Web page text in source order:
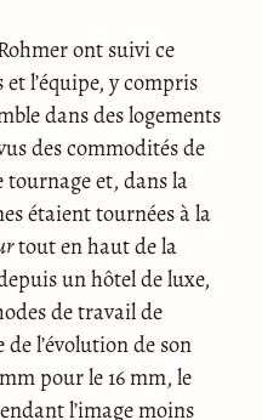
ont suivi ce
l’équipe, y compris
dans des logements
des commodités de
et, dans la
étaient tournées à la
tout en haut de la
un hôtel de luxe,
de travail de
l’évolution de son
pour le 16 mm, le
l’image moins